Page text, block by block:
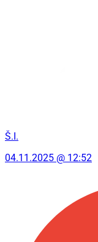
Š.I.
04.11.2025 @ 12:52